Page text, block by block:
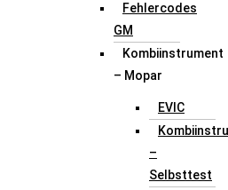
Fehlercodes
GM
Kombiinstrument
– Mopar
EVIC
–
Selbsttest